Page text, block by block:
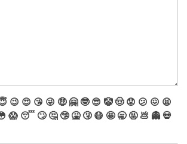
😉 😍 😘 😜 🤑 🤗 🤓 😎 🤡🤠 😟 😕 😖 😫
😱 😴 🙄 🤔 🤥 🤮 🤧 😷 🤩 🥱 🤬 💩 👻 💀